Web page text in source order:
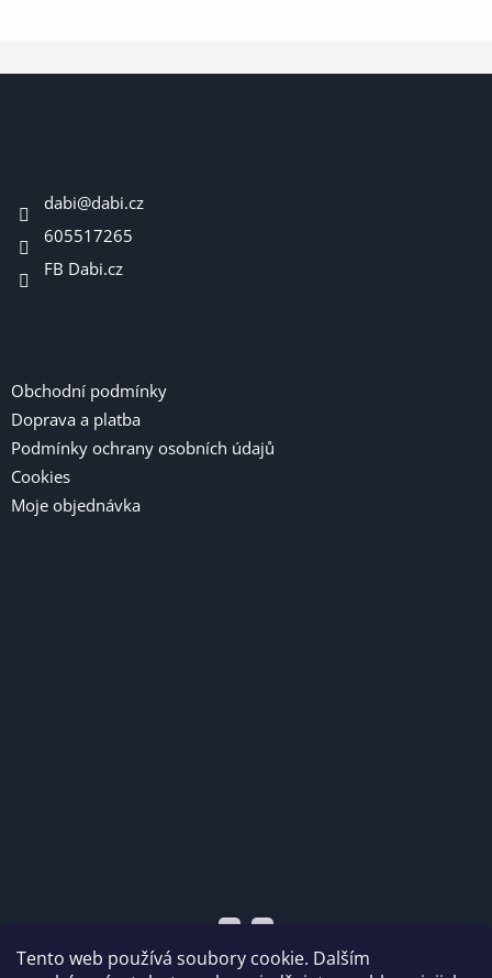
Tento web používá soubory cookie. Dalším
dabi@dabi.cz
605517265
FB Dabi.cz
Obchodní podmínky
Doprava a platba
Podmínky ochrany osobních údajů
Cookies
Moje objednávka